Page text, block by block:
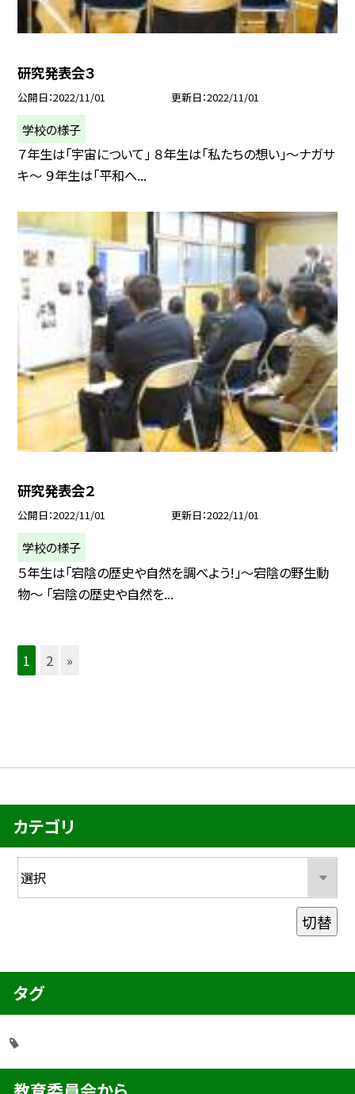
研究発表会３
公開日 2022/11/01 更新日 2022/11/01
学校の様子
７年生は「宇宙について」 ８年生は「私たちの想い」〜ナガサ
キ〜 ９年生は「平和へ...
研究発表会２
公開日 2022/11/01 更新日 2022/11/01
学校の様子
５年生は「宕陰の歴史や自然を調べよう!」〜宕陰の野生動
物〜 「宕陰の歴史や自然を...
1 2 »
カテゴリ
切替
タグ